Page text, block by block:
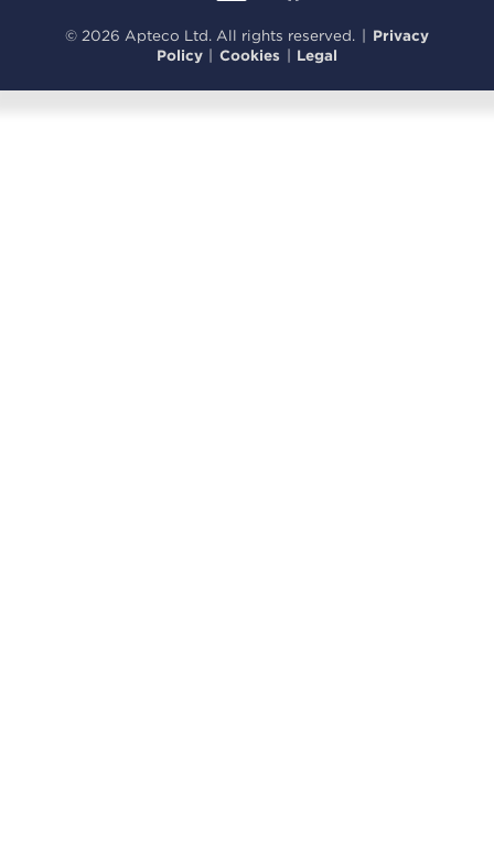
© 2026 Apteco Ltd. All rights reserved. | Privacy
Policy | Cookies | Legal